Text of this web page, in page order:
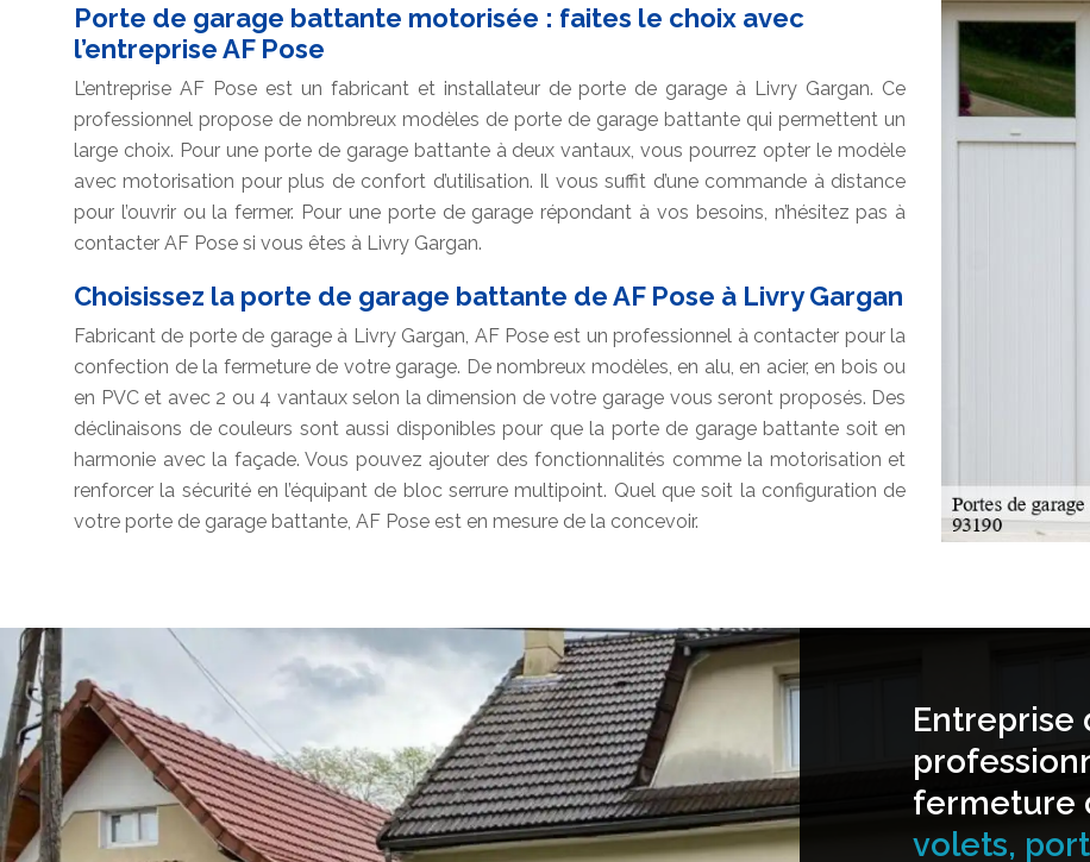
Porte de garage battante motorisée : faites le choix avec
l’entreprise AF Pose
L’entreprise AF Pose est un fabricant et installateur de porte de garage à Livry Gargan. Ce
professionnel propose de nombreux modèles de porte de garage battante qui permettent un
large choix. Pour une porte de garage battante à deux vantaux, vous pourrez opter le modèle
avec motorisation pour plus de confort d’utilisation. Il vous suffit d’une commande à distance
pour l’ouvrir ou la fermer. Pour une porte de garage répondant à vos besoins, n’hésitez pas à
contacter AF Pose si vous êtes à Livry Gargan.
Choisissez la porte de garage battante de AF Pose à Livry Gargan
Fabricant de porte de garage à Livry Gargan, AF Pose est un professionnel à contacter pour la
confection de la fermeture de votre garage. De nombreux modèles, en alu, en acier, en bois ou
en PVC et avec 2 ou 4 vantaux selon la dimension de votre garage vous seront proposés. Des
déclinaisons de couleurs sont aussi disponibles pour que la porte de garage battante soit en
harmonie avec la façade. Vous pouvez ajouter des fonctionnalités comme la motorisation et
renforcer la sécurité en l’équipant de bloc serrure multipoint. Quel que soit la configuration de
votre porte de garage battante, AF Pose est en mesure de la concevoir.
Entreprise
fermeture
volets,